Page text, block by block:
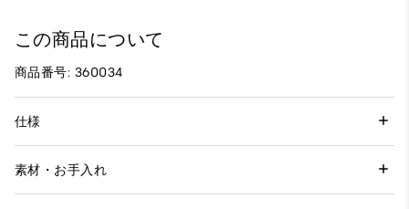
この商品について
商品番号: 360034
仕様
素材・お手入れ